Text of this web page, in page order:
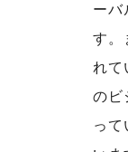
ーバ
す。
れて
のビ
って